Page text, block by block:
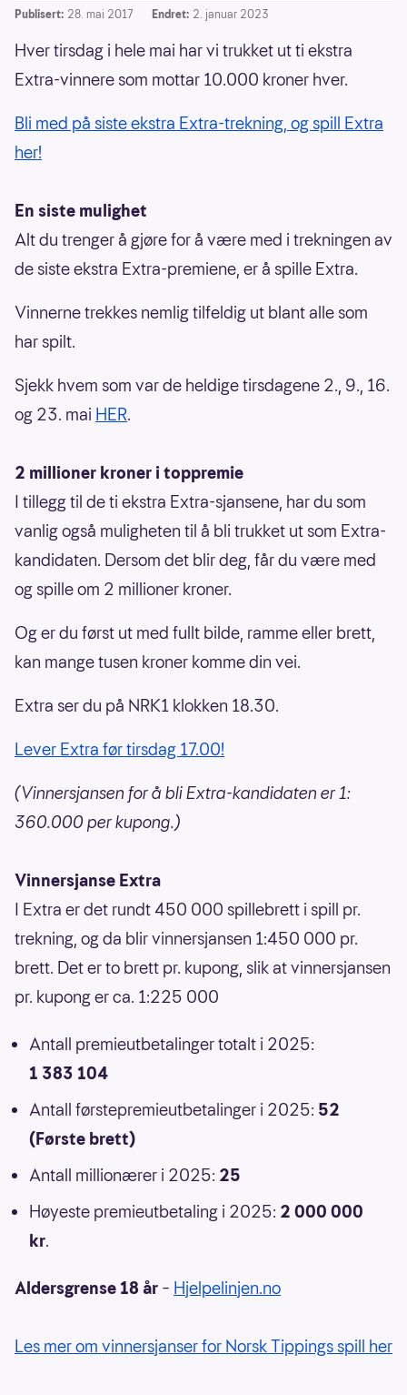
Publisert: 28. mai 2017 Endret: 2. januar 2023
Hver tirsdag i hele mai har vi trukket ut ti ekstra
Extra-vinnere som mottar 10.000 kroner hver.
Bli med på siste ekstra Extra-trekning, og spill Extra
her!
En siste mulighet
Alt du trenger å gjøre for å være med i trekningen av
de siste ekstra Extra-premiene, er å spille Extra.
Vinnerne trekkes nemlig tilfeldig ut blant alle som
har spilt.
Sjekk hvem som var de heldige tirsdagene 2., 9., 16.
og 23. mai HER.
2 millioner kroner i toppremie
I tillegg til de ti ekstra Extra-sjansene, har du som
vanlig også muligheten til å bli trukket ut som Extra-
kandidaten. Dersom det blir deg, får du være med
og spille om 2 millioner kroner.
Og er du først ut med fullt bilde, ramme eller brett,
kan mange tusen kroner komme din vei.
Extra ser du på NRK1 klokken 18.30.
Lever Extra før tirsdag 17.00!
(Vinnersjansen for å bli Extra-kandidaten er 1:
360.000 per kupong.)
Vinnersjanse Extra
I Extra er det rundt 450 000 spillebrett i spill pr.
trekning, og da blir vinnersjansen 1:450 000 pr.
brett. Det er to brett pr. kupong, slik at vinnersjansen
pr. kupong er ca. 1:225 000
Antall premieutbetalinger totalt i 2025:
1 383 104
Antall førstepremieutbetalinger i 2025: 52
(Første brett)
Antall millionærer i 2025: 25
Høyeste premieutbetaling i 2025: 2 000 000
kr.
Aldersgrense 18 år – Hjelpelinjen.no
Les mer om vinnersjanser for Norsk Tippings spill her